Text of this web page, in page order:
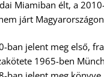
Miamiban élt, a
járt
ban jelent meg első,
1965-ben